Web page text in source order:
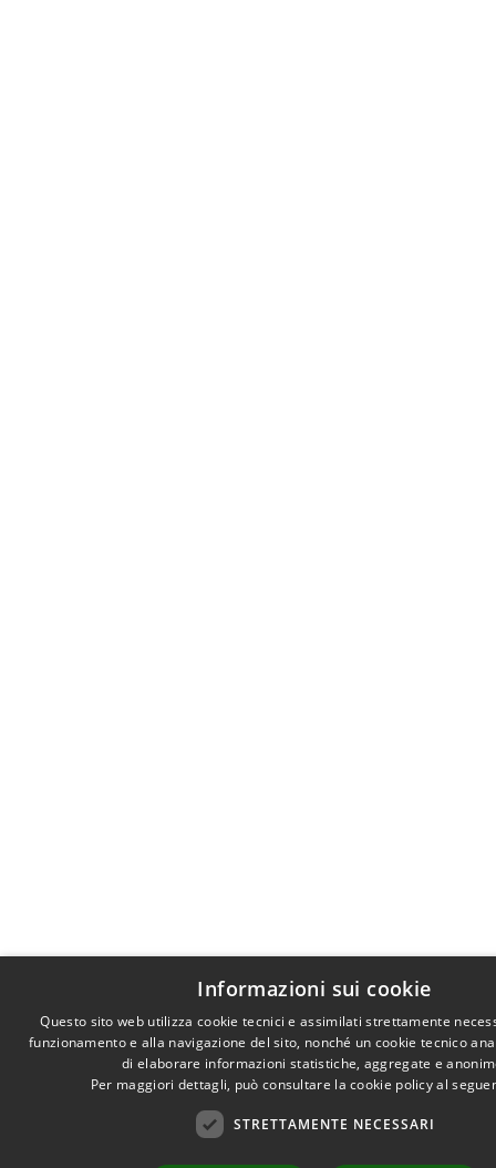
Informazioni sui cookie
Questo sito web utilizza cookie tecnici e assimilati strettamente
funzionamento e alla navigazione del sito, nonché un cookie tecnico
di elaborare informazioni statistiche, aggregate e
Per maggiori dettagli, può consultare la cookie policy al
STRETTAMENTE NECESSARI